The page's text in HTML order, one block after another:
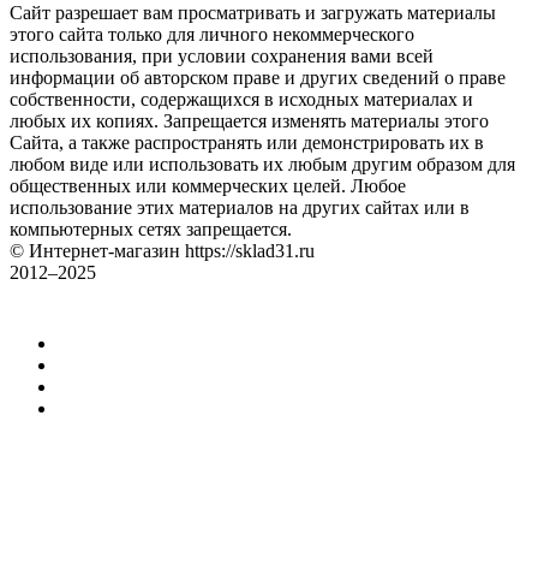
Сайт разрешает вам просматривать и загружать материалы
этого сайта только для личного некоммерческого
использования, при условии сохранения вами всей
информации об авторском праве и других сведений о праве
собственности, содержащихся в исходных материалах и
любых их копиях. Запрещается изменять материалы этого
Сайта, а также распространять или демонстрировать их в
любом виде или использовать их любым другим образом для
общественных или коммерческих целей. Любое
использование этих материалов на других сайтах или в
компьютерных сетях запрещается.
© Интернет-магазин https://sklad31.ru
2012–2025